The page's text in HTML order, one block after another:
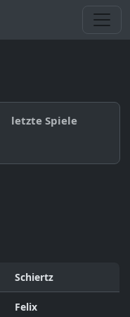
letzte Spiele
Schiertz
Felix